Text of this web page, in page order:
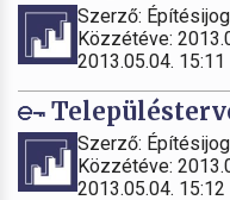
Szerző:
Közzétéve:
2013.05.04. 15:11
Szerző:
Közzétéve:
2013.05.04. 15:12